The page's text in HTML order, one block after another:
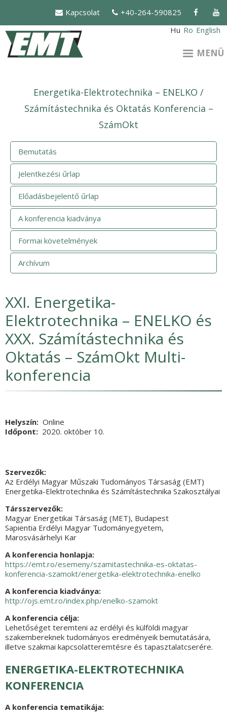
tartalomra
Kapcsolat
+40-264-590825
Hu Ro English
MENÜ
Energetika-Elektrotechnika – ENELKO /
Számítástechnika és Oktatás Konferencia –
SzámOkt
Bemutatás
Jelentkezési űrlap
Előadásbejelentő űrlap
A konferencia kiadványa
Formai követelmények
Archívum
XXI. Energetika-
Elektrotechnika – ENELKO és
XXX. Számítástechnika és
Oktatás – SzámOkt Multi-
konferencia
Helyszín Online
Időpont
2020. október 10.
Szervezők:
Az Erdélyi Magyar Műszaki Tudományos Társaság (EMT)
Energetika-Elektrotechnika és Számítástechnika Szakosztályai
Társszervezők:
Magyar Energetikai Társaság (MET), Budapest
Sapientia Erdélyi Magyar Tudományegyetem,
Marosvásárhelyi Kar
A konferencia honlapja:
https://emt.ro/esemeny/szamitastechnika-es-oktatas-
konferencia-szamokt/energetika-elektrotechnika-enelko
A konferencia kiadványa:
http://ojs.emt.ro/index.php/enelko-szamokt
A konferencia célja:
Lehetőséget teremteni az erdélyi és külföldi magyar
szakembereknek tudományos eredményeik bemutatására,
illetve szakmai kapcsolatteremtésre és tapasztalatcserére.
ENERGETIKA-ELEKTROTECHNIKA
KONFERENCIA
A konferencia tematikája: